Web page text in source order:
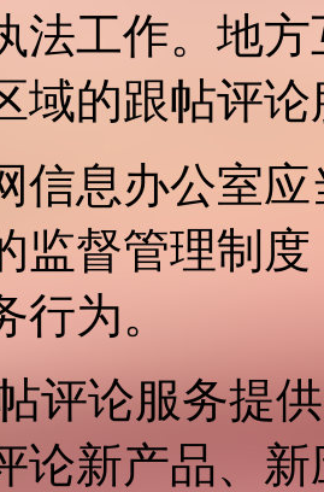
法工作。地
域的跟帖评
信息办公室
监督管理制
行为。
评论服务提
论新产品、